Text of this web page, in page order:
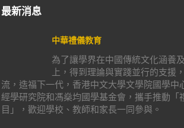
最新消息
中華禮儀教育
為了讓學界在中國傳統文化涵養
上，得到理論與實踐並行的支援
流，造福下一代，香港中文大學文學院國學中
經學研究院和馮燊均國學基金會，攜手推動「
目」，歡迎學校、教師和家長一同參與。